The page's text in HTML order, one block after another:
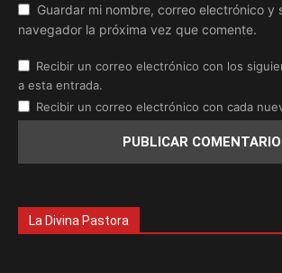
Guardar mi nombre, correo electrónico y
navegador la próxima vez que comente.
Recibir un correo electrónico con los
a esta entrada.
Recibir un correo electrónico con cada
La Divina Pastora